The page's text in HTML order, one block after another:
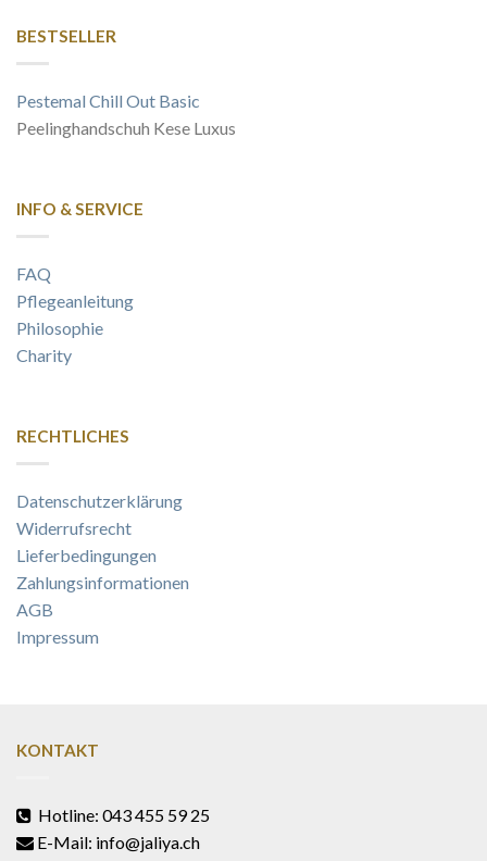
BESTSELLER
Pestemal Chill Out Basic
Peelinghandschuh Kese Luxus
INFO & SERVICE
FAQ
Pflegeanleitung
Philosophie
Charity
RECHTLICHES
Datenschutzerklärung
Widerrufsrecht
Lieferbedingungen
Zahlungsinformationen
AGB
Impressum
KONTAKT
Hotline: 043 455 59 25
E-Mail: info@jaliya.ch